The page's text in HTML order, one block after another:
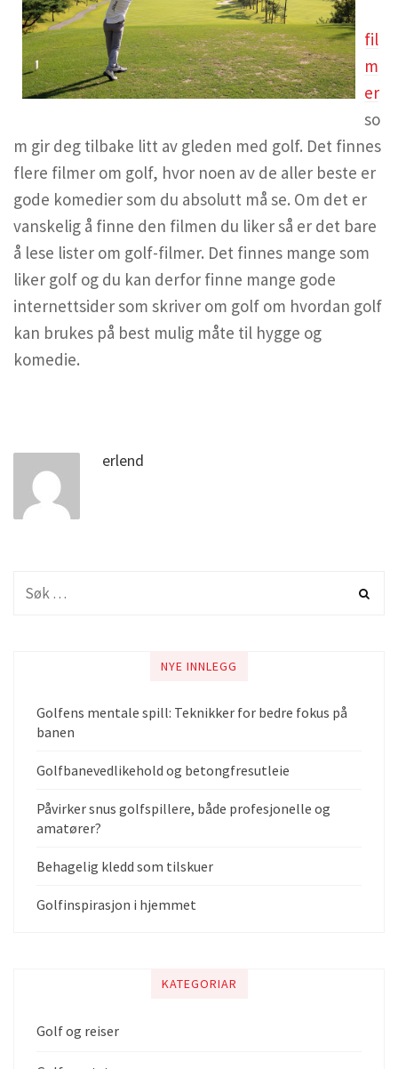
fil
m
er
so
m gir deg tilbake litt av gleden med golf. Det finnes
flere filmer om golf, hvor noen av de aller beste er
gode komedier som du absolutt må se. Om det er
vanskelig å finne den filmen du liker så er det bare
å lese lister om golf-filmer. Det finnes mange som
liker golf og du kan derfor finne mange gode
internettsider som skriver om golf om hvordan golf
kan brukes på best mulig måte til hygge og
komedie.
erlend
NYE INNLEGG
Golfens mentale spill: Teknikker for bedre fokus på
banen
Golfbanevedlikehold og betongfresutleie
Påvirker snus golfspillere, både profesjonelle og
amatører?
Behagelig kledd som tilskuer
Golfinspirasjon i hjemmet
KATEGORIAR
Golf og reiser